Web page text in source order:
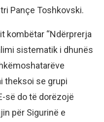
Pançe Toshkovski.
kombëtar “Ndërprerja
sistematik i dhunës
theksoi se grupi
së do të dorëzojë
për Sigurinë e